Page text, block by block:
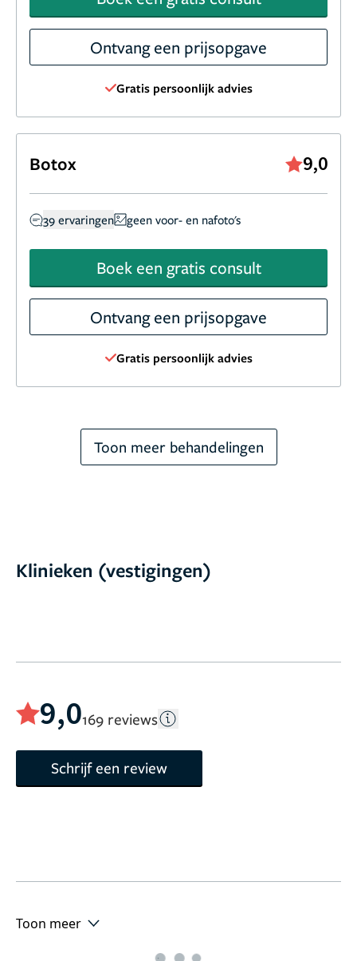
Ontvang een prijsopgave
Gratis persoonlijk advies
Botox 9,0
39 ervaringen geen voor- en nafoto's
Boek een gratis consult
Ontvang een prijsopgave
Gratis persoonlijk advies
Toon meer behandelingen
Klinieken (vestigingen)
9,0169 reviews
Schrijf een review
Toon meer